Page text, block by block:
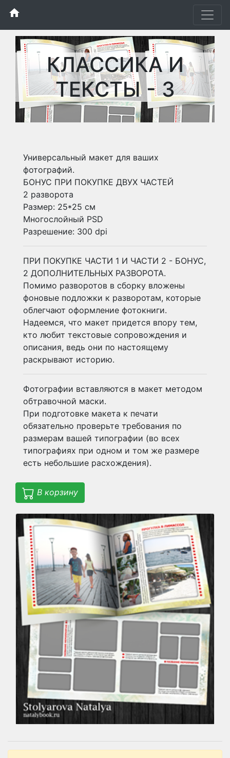
home
КЛАССИКА И
ТЕКСТЫ - 3
Универсальный макет для ваших
фотографий.
БОНУС ПРИ ПОКУПКЕ ДВУХ ЧАСТЕЙ
2 разворота
Размер: 25*25 см
Многослойный PSD
Разрешение: 300 dpi
ПРИ ПОКУПКЕ ЧАСТИ 1 И ЧАСТИ 2 - БОНУС,
2 ДОПОЛНИТЕЛЬНЫХ РАЗВОРОТА.
Помимо разворотов в сборку вложены
фоновые подложки к разворотам, которые
облегчают оформление фотокниги.
Надеемся, что макет придется впору тем,
кто любит текстовые сопровождения и
описания, ведь они по настоящему
раскрывают историю.
Фотографии вставляются в макет методом
обтравочной маски.
При подготовке макета к печати
обязательно проверьте требования по
размерам вашей типографии (во всех
типографиях при одном и том же размере
есть небольшие расхождения).
В корзину